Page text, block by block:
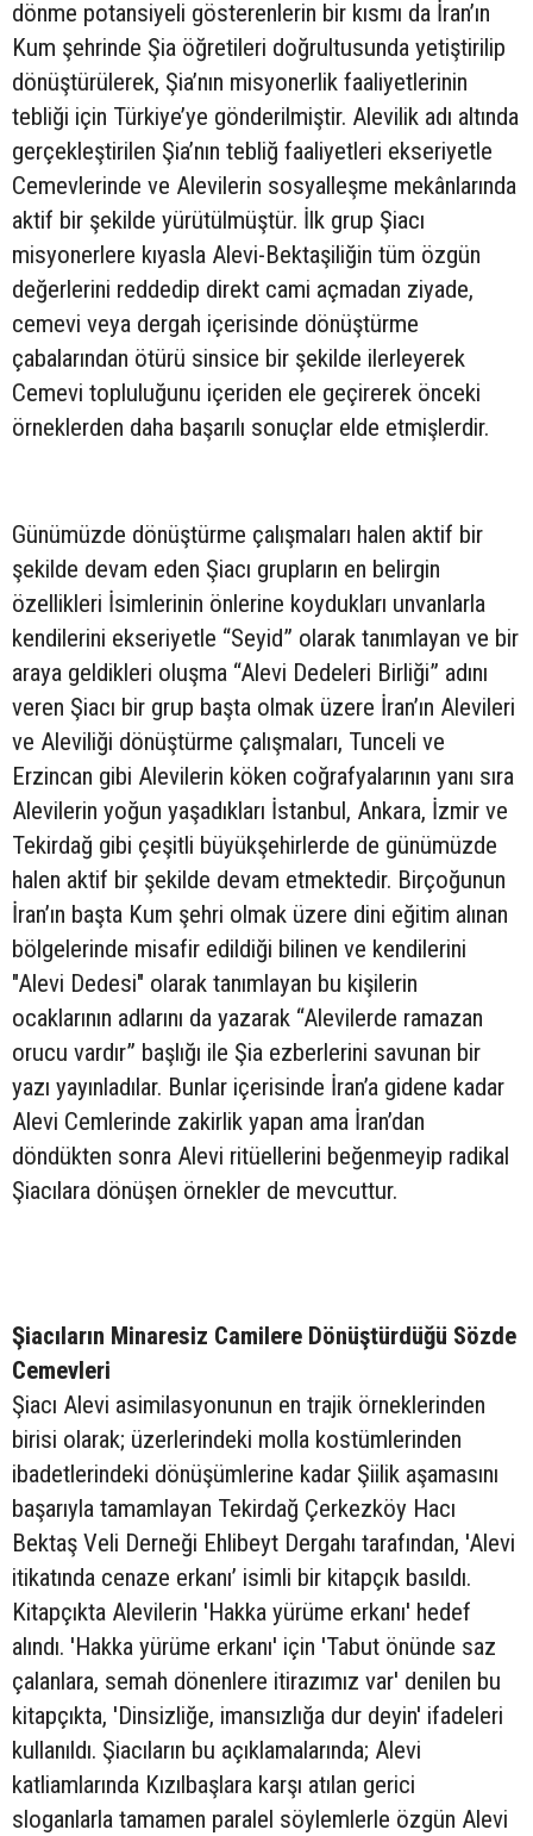
dönme potansiyeli gösterenlerin bir kısmı da İran’ın
Kum şehrinde Şia öğretileri doğrultusunda yetiştirilip
dönüştürülerek, Şia’nın misyonerlik faaliyetlerinin
tebliği için Türkiye’ye gönderilmiştir. Alevilik adı altında
gerçekleştirilen Şia’nın tebliğ faaliyetleri ekseriyetle
Cemevlerinde ve Alevilerin sosyalleşme mekânlarında
aktif bir şekilde yürütülmüştür. İlk grup Şiacı
misyonerlere kıyasla Alevi-Bektaşiliğin tüm özgün
değerlerini reddedip direkt cami açmadan ziyade,
cemevi veya dergah içerisinde dönüştürme
çabalarından ötürü sinsice bir şekilde ilerleyerek
Cemevi topluluğunu içeriden ele geçirerek önceki
örneklerden daha başarılı sonuçlar elde etmişlerdir.
Günümüzde dönüştürme çalışmaları halen aktif bir
şekilde devam eden Şiacı grupların en belirgin
özellikleri İsimlerinin önlerine koydukları unvanlarla
kendilerini ekseriyetle “Seyid” olarak tanımlayan ve bir
araya geldikleri oluşma “Alevi Dedeleri Birliği” adını
veren Şiacı bir grup başta olmak üzere İran’ın Alevileri
ve Aleviliği dönüştürme çalışmaları, Tunceli ve
Erzincan gibi Alevilerin köken coğrafyalarının yanı sıra
Alevilerin yoğun yaşadıkları İstanbul, Ankara, İzmir ve
Tekirdağ gibi çeşitli büyükşehirlerde de günümüzde
halen aktif bir şekilde devam etmektedir. Birçoğunun
İran’ın başta Kum şehri olmak üzere dini eğitim alınan
bölgelerinde misafir edildiği bilinen ve kendilerini
"Alevi Dedesi" olarak tanımlayan bu kişilerin
ocaklarının adlarını da yazarak “Alevilerde ramazan
orucu vardır” başlığı ile Şia ezberlerini savunan bir
yazı yayınladılar. Bunlar içerisinde İran’a gidene kadar
Alevi Cemlerinde zakirlik yapan ama İran’dan
döndükten sonra Alevi ritüellerini beğenmeyip radikal
Şiacılara dönüşen örnekler de mevcuttur.
Şiacıların Minaresiz Camilere Dönüştürdüğü Sözde
Cemevleri
Şiacı Alevi asimilasyonunun en trajik örneklerinden
birisi olarak; üzerlerindeki molla kostümlerinden
ibadetlerindeki dönüşümlerine kadar Şiilik aşamasını
başarıyla tamamlayan Tekirdağ Çerkezköy Hacı
Bektaş Veli Derneği Ehlibeyt Dergahı tarafından, 'Alevi
itikatında cenaze erkanı’ isimli bir kitapçık basıldı.
Kitapçıkta Alevilerin 'Hakka yürüme erkanı' hedef
alındı. 'Hakka yürüme erkanı' için 'Tabut önünde saz
çalanlara, semah dönenlere itirazımız var' denilen bu
kitapçıkta, 'Dinsizliğe, imansızlığa dur deyin' ifadeleri
kullanıldı. Şiacıların bu açıklamalarında; Alevi
katliamlarında Kızılbaşlara karşı atılan gerici
sloganlarla tamamen paralel söylemlerle özgün Alevi